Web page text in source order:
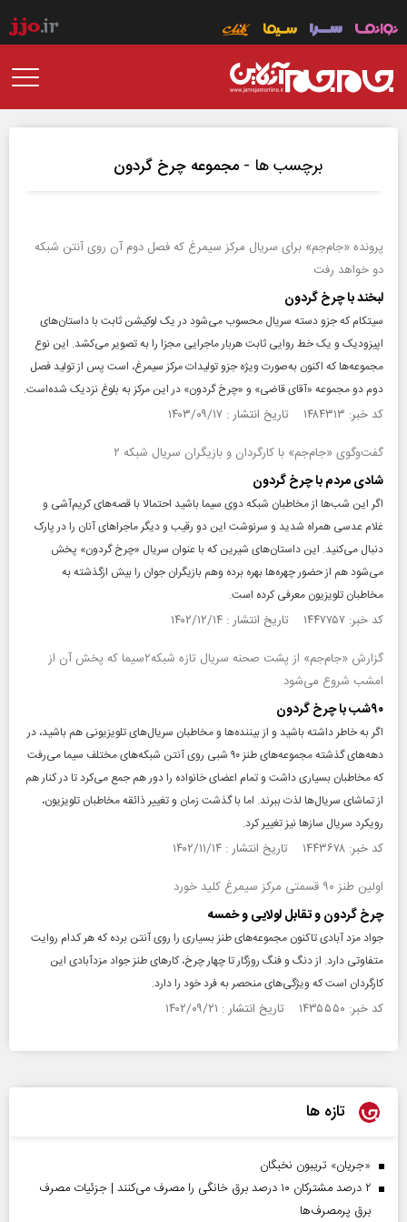
برچسب ها - مجموعه چرخ گردون
پرونده «جام‌جم» برای سریال مرکز سیمرغ که فصل دوم آن روی آنتن شبکه
دو خواهد رفت
لبخند با چرخ گردون
سیتکام که جزو دسته سریال محسوب می‌شود در یک لوکیشن ثابت با داستان‌های
اپیزودیک و یک خط روایی ثابت هربار ماجرایی مجزا را به تصویر می‌کشد. این نوع
مجموعه‌ها که اکنون به‌صورت ویژه جزو تولیدات مرکز سیمرغ، است پس از تولید فصل
دوم دو مجموعه «آقای قاضی» و «چرخ گردون» در این مرکز به بلوغ نزدیک شده‌است.
کد خبر: ۱۴۸۴۳۱۳ تاریخ انتشار : ۱۴۰۳/۰۹/۱۷
گفت‌وگوی «جام‌جم» با کارگردان و بازیگران سریال شبکه ۲
شادی مردم با چرخ گردون
اگر این شب‌ها از مخاطبان شبکه دوی سیما باشید احتمالا با قصه‌های کریم‌آشی و
غلام عدسی همراه شدید و سرنوشت این دو رقیب و دیگر ماجراهای آنان را در پارک
دنبال می‌کنید. این داستان‌های شیرین که با عنوان سریال «چرخ گردون» پخش
می‎‌شود هم از حضور چهره‌ها بهره برده وهم بازیگران جوان را بیش ازگذشته به
مخاطبان تلویزیون معرفی کرده است.
کد خبر: ۱۴۴۷۷۵۷ تاریخ انتشار : ۱۴۰۲/۱۲/۱۴
گزارش «جام‌جم» از پشت صحنه سریال تازه شبکه۲سیما که پخش آن از
امشب شروع می‌شود
۹۰شب با چرخ گردون
اگر به خاطر داشته باشید و از بیننده‌ها و مخاطبان سریال‌های تلویزیونی هم باشید، در
دهه‌های گذشته مجموعه‌های طنز ۹۰ شبی روی آنتن شبکه‌های مختلف سیما می‌رفت
که مخاطبان بسیاری داشت و تمام اعضای خانواده را دور هم جمع می‌کرد تا در کنار هم
از تماشای سریال‌ها لذت ببرند. اما با گذشت زمان و تغییر ذائقه مخاطبان تلویزیون،
رویکرد سریال سازها نیز تغییر کرد.
کد خبر: ۱۴۴۳۶۷۸ تاریخ انتشار : ۱۴۰۲/۱۱/۱۴
اولین طنز ۹۰ قسمتی مرکز سیمرغ کلید خورد
چرخ گردون و تقابل لولایی و خمسه
جواد مزد آبادی تاکنون مجموعه‌های طنز بسیاری را روی آنتن برده که هر کدام روایت
متفاوتی دارد. از دنگ و فنگ روزگار تا چهار چرخ، کار‌های طنز جواد مزدآبادی این
کارگردان است که ویژگی‌های منحصر به فرد خود را دارد.
کد خبر: ۱۴۳۵۵۵۰ تاریخ انتشار : ۱۴۰۲/۰۹/۲۱
تازه ها
«جریان» تریبون نخبگان
۲ درصد مشترکان ۱۰ درصد برق خانگی را مصرف می‌کنند | جزئیات مصرف
برق پرمصرف‌ها